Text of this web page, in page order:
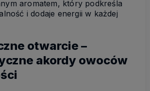
aromatem, który podkreśla
i dodaje energii w każdej
otwarcie –
akordy owoców